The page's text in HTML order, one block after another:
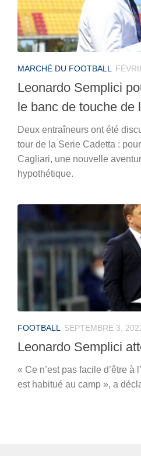
MARCHÉ DU FOOTBALL
Leonardo Semplici
le banc de touche de
Deux entraîneurs ont été
tour de la Serie Cadetta :
Cagliari, une nouvelle
hypothétique.
FOOTBALL SEPTEMBRE 3,
Leonardo Semplici
« Ce n’est pas facile d’être à
est habitué au camp », a